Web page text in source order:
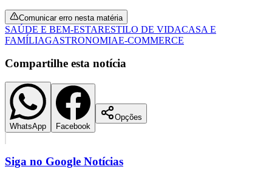
Comunicar erro nesta matéria
SAÚDE E BEM-ESTARESTILO DE VIDACASA E
FAMÍLIAGASTRONOMIAE-COMMERCE
Compartilhe esta notícia
WhatsApp Facebook
Opções
Siga no Google Notícias